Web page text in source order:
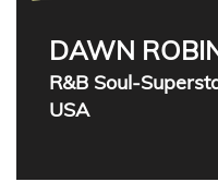
DAWN
R&B Soul-
USA